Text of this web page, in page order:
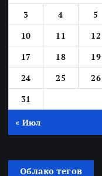
3
4 5
10
11 12
17
18 19
24
25 26
31
« Июл
Облако тегов